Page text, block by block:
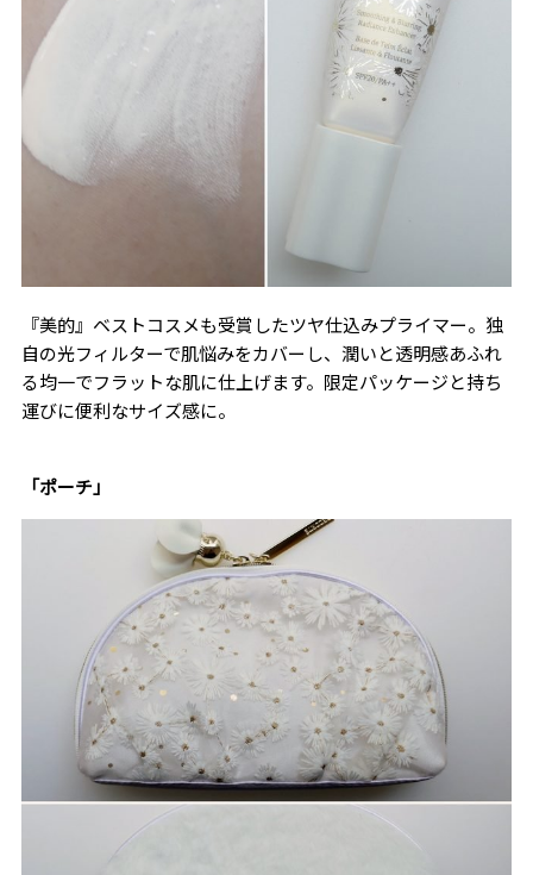
『美的』ベストコスメも受賞したツヤ仕込みプライマー。独
自の光フィルターで肌悩みをカバーし、潤いと透明感あふれ
る均一でフラットな肌に仕上げます。限定パッケージと持ち
運びに便利なサイズ感に。
「ポーチ」